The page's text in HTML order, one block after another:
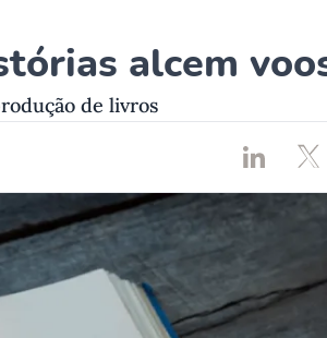
alcem
de livros